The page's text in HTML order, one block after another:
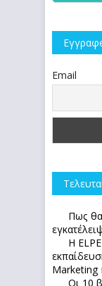
Email
Πως
Η
Marketing
Οι 10